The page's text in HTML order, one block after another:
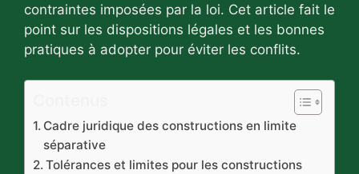
contraintes imposées par la loi. Cet article fait le
point sur les dispositions légales et les bonnes
pratiques à adopter pour éviter les conflits.
Cadre juridique des constructions en limite
séparative
Tolérances et limites pour les constructions